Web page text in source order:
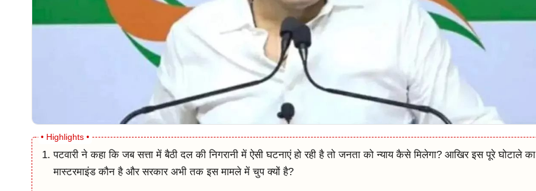
पटवारी ने कहा कि जब सत्ता में बैठी दल की निगरानी में ऐसी घटनाएं हो रही है तो जनता को न्याय कैसे मिलेगा? आखिर इस पूरे घोटाले का
मास्टरमाइंड कौन है और सरकार अभी तक इस मामले में चुप क्यों है?